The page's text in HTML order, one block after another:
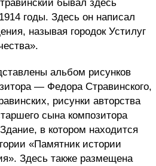
бывал здесь
годы. Здесь он написал
называя городок Устилуг
альбом рисунков
— Федора Стравинского,
рисунки авторства
сына композитора
в котором находится
«Памятник истории
Здесь также размещена